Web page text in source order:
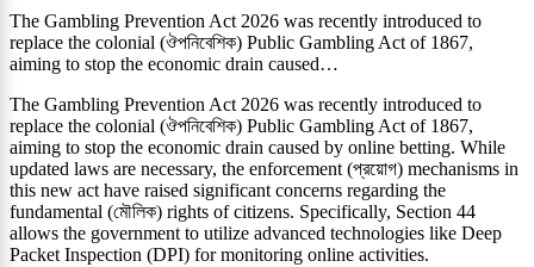
The Gambling Prevention Act 2026 was recently introduced to
replace the colonial (ঔপনিবেশিক) Public Gambling Act of 1867,
aiming to stop the economic drain caused…
The Gambling Prevention Act 2026 was recently introduced to
replace the colonial (ঔপনিবেশিক) Public Gambling Act of 1867,
aiming to stop the economic drain caused by online betting. While
updated laws are necessary, the enforcement (প্রয়োগ) mechanisms in
this new act have raised significant concerns regarding the
fundamental (মৌলিক) rights of citizens. Specifically, Section 44
allows the government to utilize advanced technologies like Deep
Packet Inspection (DPI) for monitoring online activities.